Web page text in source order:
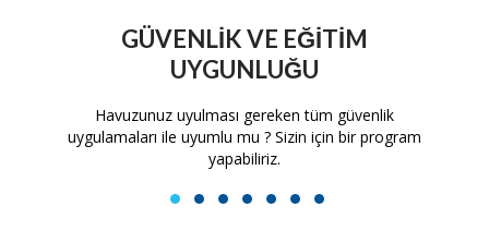
GÜVENLIK VE EĞITIM
UYGUNLUĞU
Havuzunuz uyulması gereken tüm güvenlik
uygulamaları ile uyumlu mu ? Sizin için bir program
yapabiliriz.
1 2 3 4 5 6 7